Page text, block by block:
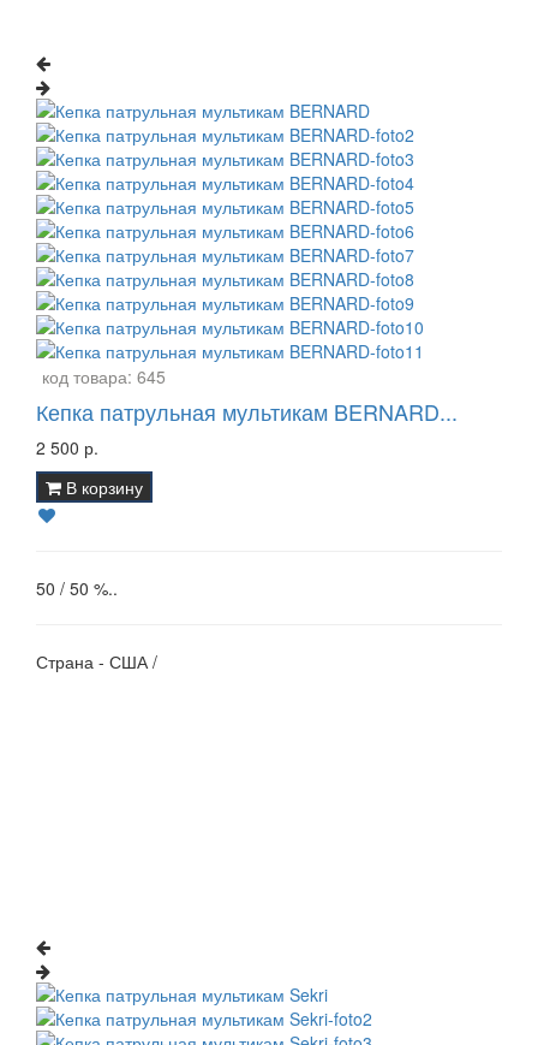
код товара: 645
Кепка патрульная мультикам BERNARD...
2 500 р.
В корзину
50 / 50 %..
Страна - США /